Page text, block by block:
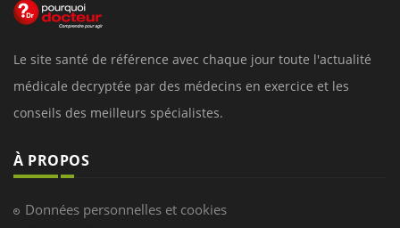
Le site santé de référence avec chaque jour toute l'actualité
médicale decryptée par des médecins en exercice et les
conseils des meilleurs spécialistes.
À PROPOS
Données personnelles et cookies